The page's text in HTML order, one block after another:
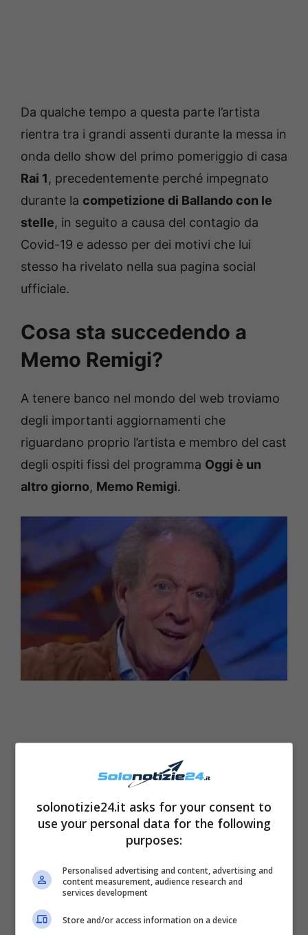
Da qualche tempo a questa parte l’artista
rientra tra i grandi assenti durante la messa in
onda dello show del primo pomeriggio di casa
Rai 1, precedentemente perché impegnato
durante la competizione di Ballando con le
stelle, in seguito a causa del contagio da
Covid-19 e adesso per dei motivi che lui
stesso ha rivelato nella sua pagina social
ufficiale.
Cosa sta succedendo a
Memo Remigi?
A tenere banco nel mondo del web troviamo
degli importanti aggiornamenti che
riguardano proprio l’artista e membro del cast
degli ospiti fissi del programma Oggi è un
altro giorno, Memo Remigi.
L’artista Recentemente annunciato la sua
assenza dagli studi del programma condotto
solonotizie24.it asks for your consent to
use your personal data for the following
purposes:
Personalised advertising and content, advertising and
content measurement, audience research and
services development
Store and/or access information on a device